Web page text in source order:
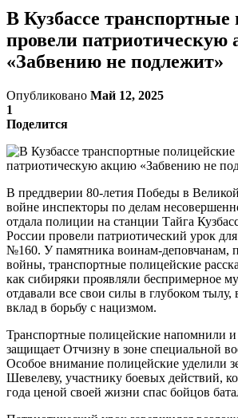
В Кузбассе транспортные
провели патриотическую
«Забвению не подлежит»
Опубликовано Май 12, 2025
1
Поделится
В преддверии 80-летия Победы в
войне инспекторы по делам
отдала полиции на станции Тайга
России провели патриотический урок
№160. У памятника воинам-деповчанам,
войны, транспортные полицейские
как сибиряки проявляли беспримерное
отдавали все свои силы в глубоком
вклад в борьбу с нацизмом.
Транспортные полицейские напомнили и
защищает Отчизну в зоне специальной
Особое внимание полицейские уделили
Шевелеву, участнику боевых действий,
года ценой своей жизни спас бойцов